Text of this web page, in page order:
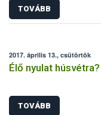
TOVÁBB
2017. április 13., csütörtök
Élő nyulat
TOVÁBB